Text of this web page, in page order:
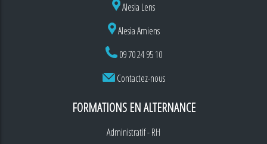
Alesia Lens
Alesia Amiens
09 70 24 95 10
Contactez-nous
FORMATIONS EN ALTERNANCE
Administratif - RH